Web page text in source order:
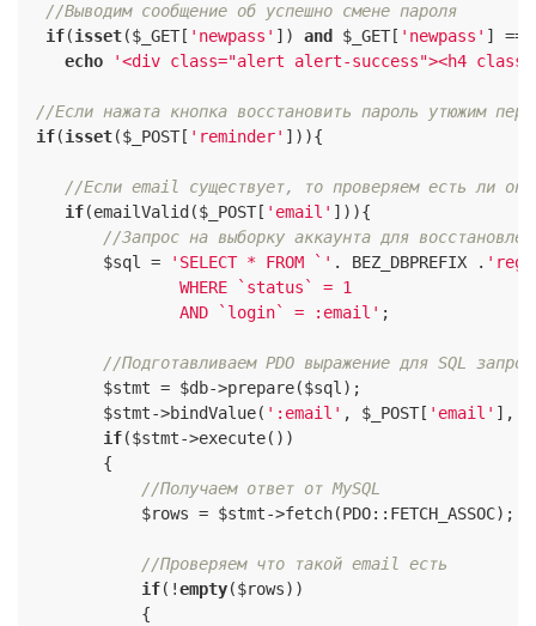
//Выводим сообщение об успешно смене пароля
if(isset($_GET[ 'newpass' ]) and $_GET[ 'newpass' ] ==
echo
'<div class="alert alert-success"><h4
//Если нажата кнопка восстановить пароль утюжим
if(isset($_POST[ 'reminder' ])){
//Если email существует, то проверяем есть ли он
if(emailValid($_POST[ 'email' ])){
//Запрос на выборку аккаунта для
        $sql =
'SELECT * FROM `' . BEZ_DBPREFIX . 'reg`
                WHERE `status` = 1
                AND `login` = :email'
;
//Подготавливаем PDO выражение для SQL
        $stmt = $db->prepare($sql);
        $stmt->bindValue(
':email' , $_POST[ 'email' ],
if($stmt->execute())
        {
//Получаем ответ от MySQL
            $rows = $stmt->fetch(PDO::FETCH_ASSOC);
//Проверяем что такой email есть
if(!empty($rows))
            {